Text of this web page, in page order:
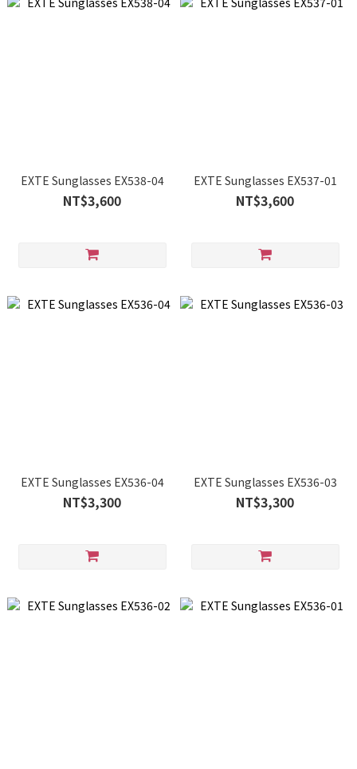
EXTE Sunglasses EX538-04
NT$3,600
EXTE Sunglasses EX537-01
NT$3,600
EXTE Sunglasses EX536-04
NT$3,300
EXTE Sunglasses EX536-03
NT$3,300